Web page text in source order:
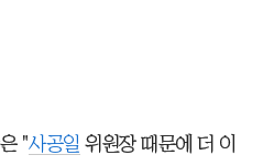
"사공일 위원장 때문에 더 이